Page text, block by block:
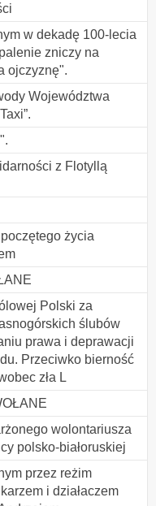
w dekadę 100-lecia
zniczy na
ojczyznę".
Województwa
z Flotyllą
życia
Polski za
ślubów
prawa i deprawacji
Przeciwko bierność
zła L
wolontariusza
polsko-białoruskiej
przez reżim
i działaczem